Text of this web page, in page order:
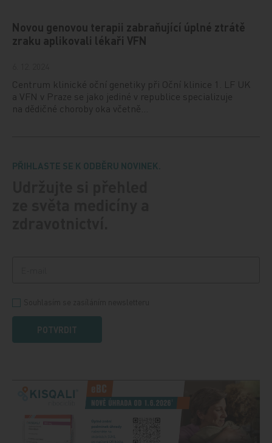
Novou genovou terapii zabraňující úplné ztrátě
zraku aplikovali lékaři VFN
Centrum klinické oční genetiky při Oční klinice 1. LF UK
a VFN v Praze se jako jediné v republice specializuje
na dědičné choroby oka včetně…
PŘIHLASTE SE K ODBĚRU NOVINEK.
POTVRDIT